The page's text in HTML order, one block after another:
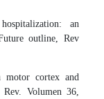
an
outline, Rev
cortex and
Volumen 36,